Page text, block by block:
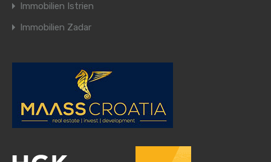
Immobilien Istrien
Immobilien Zadar